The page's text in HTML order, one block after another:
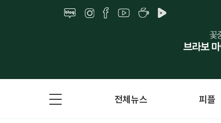
전체뉴스 피플